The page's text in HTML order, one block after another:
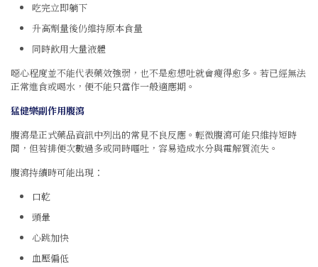
吃完立即躺下
升高劑量後仍維持原本食量
同時飲用大量液體
噁心程度並不能代表藥效強弱，也不是愈想吐就會瘦得愈多。若已經無法
正常進食或喝水，便不能只當作一般適應期。
猛健樂副作用腹瀉
腹瀉是正式藥品資訊中列出的常見不良反應。輕微腹瀉可能只維持短時
間，但若排便次數過多或同時嘔吐，容易造成水分與電解質流失。
腹瀉持續時可能出現：
口乾
頭暈
心跳加快
血壓偏低